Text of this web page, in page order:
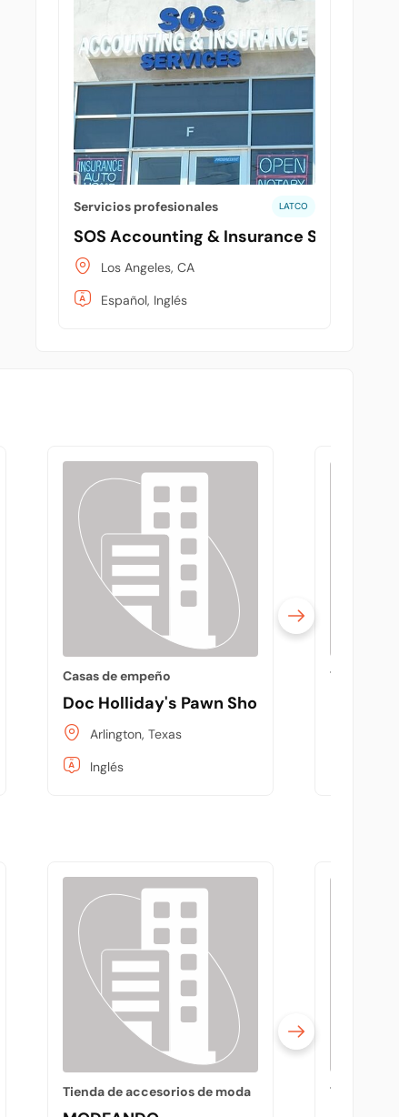
Servicios profesionales LATCO
SOS Accounting & Insurance Services -
Los Angeles, CA
Español, Inglés
Center
Casas de empeño
Doc Holliday's Pawn Shop
Arlington, Texas
Inglés
Tiendas
Tienda de accesorios de moda Tienda de